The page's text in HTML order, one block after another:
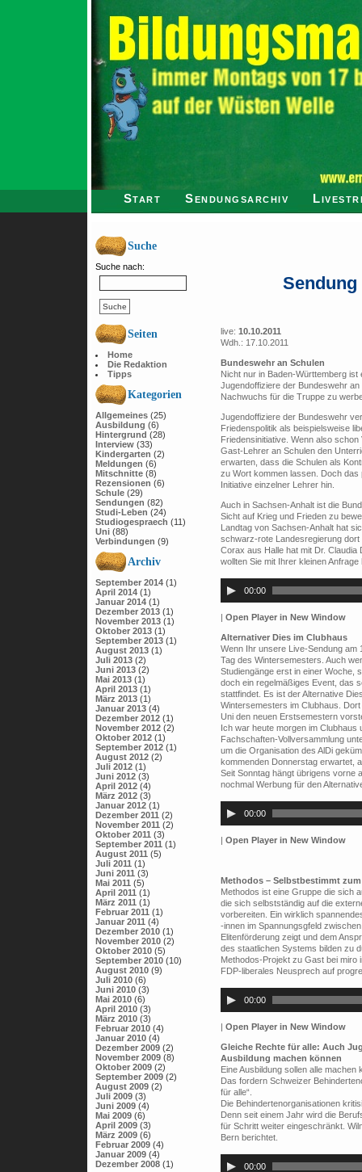
Start Sendungsarchiv
Suche
Suche nach:
Seiten
Home
Die Redaktion
Tipps
Kategorien
Allgemeines(25)
Ausbildung (6)
Hintergrund (28)
Interview(33)
Kindergarten (2)
Meldungen (6)
Mitschnitte(8)
Rezensionen (6)
Schule(29)
Sendungen (82)
Studi-Leben (24)
Studiogespraech (11)
Uni(88)
Verbindungen (9)
Archiv
September 2014(1)
April 2014(1)
Januar 2014(1)
Dezember 2013(1)
November 2013(1)
Oktober 2013(1)
September 2013(1)
August 2013(1)
Juli 2013(2)
Juni 2013(2)
Mai 2013(1)
April 2013(1)
März 2013(1)
Januar 2013(4)
Dezember 2012(1)
November 2012(2)
Oktober 2012(1)
September 2012(1)
August 2012(2)
Juli 2012(1)
Juni 2012(3)
April 2012(4)
März 2012(3)
Januar 2012(1)
Dezember 2011 (2)
November 2011 (2)
Oktober 2011 (3)
September 2011 (1)
August 2011 (5)
Juli 2011 (1)
Juni 2011 (3)
Mai 2011 (5)
April 2011 (1)
März 2011 (1)
Februar 2011 (1)
Januar 2011 (4)
Dezember 2010(1)
November 2010(2)
Oktober 2010(5)
September 2010(10)
August 2010(9)
Juli 2010(6)
Juni 2010(3)
Mai 2010(6)
April 2010(3)
März 2010(3)
Februar 2010(4)
Januar 2010(4)
Dezember 2009(2)
November 2009(8)
Oktober 2009(2)
September 2009(2)
August 2009(2)
Juli 2009(3)
Juni 2009(4)
Mai 2009(6)
April 2009(3)
März 2009(6)
Februar 2009(4)
Januar 2009(4)
Dezember 2008(1)
Sendung
live: 10.10.2011
Wdh.: 17.10.2011
Bundeswehr an Schulen
Nicht nur in Baden-Württemberg
Jugendoffiziere der Bundeswehr
Nachwuchs für die Truppe zu
Jugendoffiziere der Bundeswehr
Friedenspolitik als beispielsweise
Friedensinitiative. Wenn also
Gast-Lehrer an Schulen den
erwarten, dass die Schulen als
zu Wort kommen lassen. Doch das
Initiative einzelner Lehrer hin.
Auch in Sachsen-Anhalt ist die
Sicht auf Krieg und Frieden zu
Landtag von Sachsen-Anhalt hat
schwarz-rote Landesregierung
Corax aus Halle hat mit Dr. Claudia
wollten Sie mit Ihrer kleinen Anfrage
00:00
| Open Player in New Window
Alternativer Dies im Clubhaus
Wenn Ihr unsere Live-Sendung am
Tag des Wintersemesters. Auch
Studiengänge erst in einer Woche,
doch ein regelmäßiges Event, das
stattfindet. Es ist der Alternative
Wintersemesters im Clubhaus.
Uni den neuen Erstsemestern
Ich war heute morgen im Clubhaus
Fachschaften-Vollversammlung
um die Organisation des AlDi
kommenden Donnerstag erwartet,
Seit Sonntag hängt übrigens vorne
nochmal Werbung für den
00:00
| Open Player in New Window
Methodos – Selbstbestimmt
Methodos ist eine Gruppe die sich
die sich selbstständig auf die
vorbereiten. Ein wirklich
-innen im Spannungsgfeld
Elitenförderung zeigt und dem
des staatlichen Systems bilden zu
Methodos-Projekt zu Gast bei miro
FDP-liberales Neusprech auf
00:00
| Open Player in New Window
Gleiche Rechte für alle: Auch
Ausbildung machen können
Eine Ausbildung sollen alle
Das fordern Schweizer
für alle“.
Die Behindertenorganisationen
Denn seit einem Jahr wird die
für Schritt weiter eingeschränkt.
Bern berichtet.
00:00